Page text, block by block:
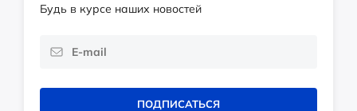
Будь в курсе наших новостей
ПОДПИСАТЬСЯ